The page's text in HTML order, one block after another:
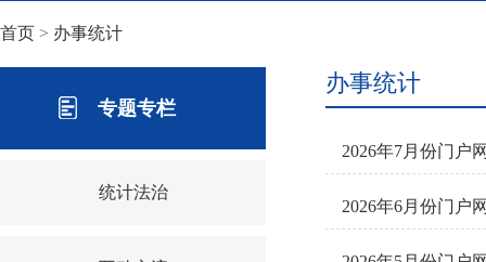
首页 > 办事统计
专题专栏
统计法治
办事统计
2026年7月份门户
2026年6月份门户